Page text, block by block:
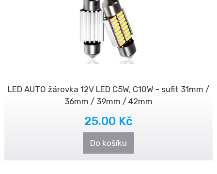
LED AUTO žárovka 12V LED C5W, C10W - sufit 31mm /
36mm / 39mm / 42mm
25.00 Kč
Do košíku